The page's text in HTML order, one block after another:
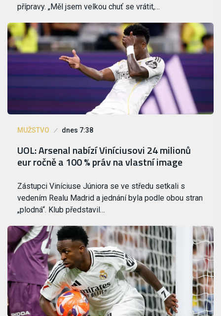
přípravy. „Měl jsem velkou chuť se vrátit,…
MUŽSTVO dnes 7:38
UOL: Arsenal nabízí Viníciusovi 24 milionů
eur ročně a 100 % práv na vlastní image
Zástupci Viníciuse Júniora se ve středu setkali s
vedením Realu Madrid a jednání byla podle obou stran
„plodná“. Klub představil…